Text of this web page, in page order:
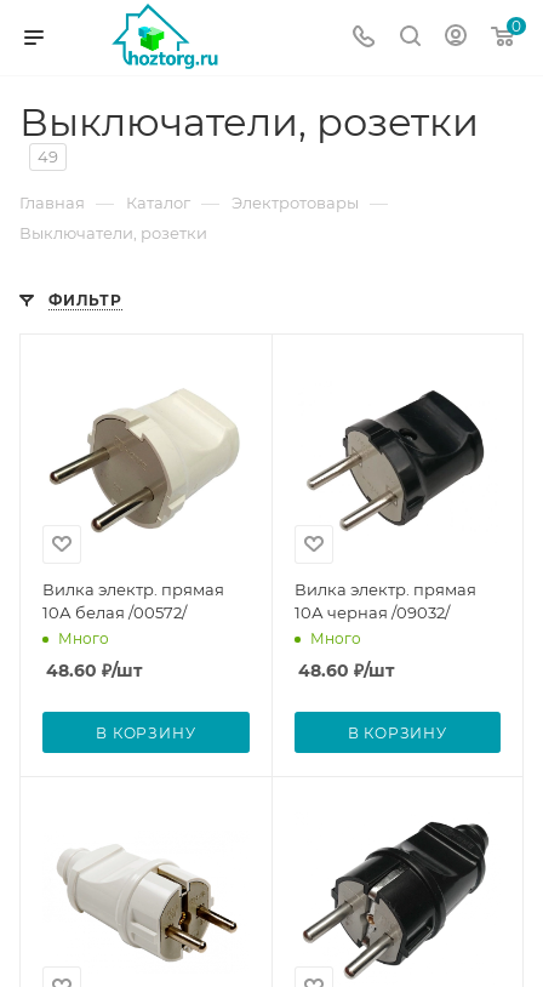
0
Выключатели, розетки
49
Главная — Каталог — Электротовары —
Выключатели, розетки
ФИЛЬТР
Вилка электр. прямая
10А белая /00572/
Много
48.60 ₽/шт
В КОРЗИНУ
Вилка электр. прямая
10А черная /09032/
Много
48.60 ₽/шт
В КОРЗИНУ